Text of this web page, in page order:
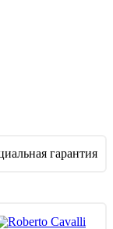
гарантия